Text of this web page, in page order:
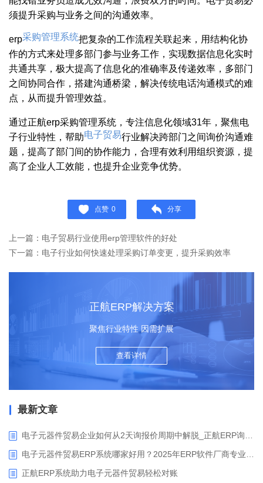
须提升采购与业务之间的沟通效率。
erp采购管理系统把复杂的工作流程关联起来，用结构化协
作的方式来处理多部门参与业务工作，实现数据信息化实时
共通共享，极大提高了信息化的准确率及传递效率，多部门
之间协同合作，搭建沟通桥梁，解决传统电话沟通模式的难
点，从而提升管理效益。
通过正航erp采购管理系统，专注信息化领域31年，聚焦电
子行业特性，帮助电子贸易行业解决跨部门之间询价沟通难
题，提高了部门间的协作能力，合理有效利用组织资源，提
高了企业人工效能，也提升企业竞争优势。
点赞 0 分享
上一篇：电子贸易行业使用erp管理软件的好处
下一篇：电子行业如何快速处理采购订单变更，提升采购效率
正航ERP解决方案
聚焦行业特性 因需扩展
查看详情
最新文章
正航ERP系统助力电子元器件贸易轻松对账